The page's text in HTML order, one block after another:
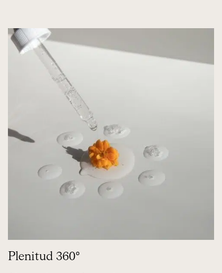
Plenitud 360°